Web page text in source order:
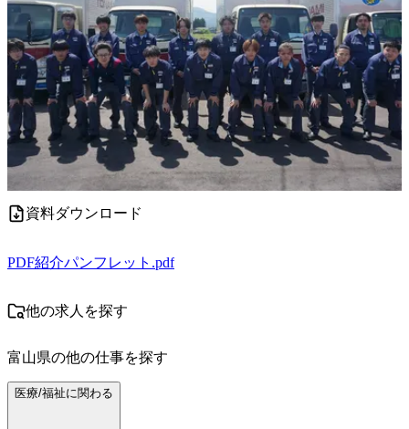
資料ダウンロード
PDF紹介パンフレット.pdf
他の求人を探す
富山県の他の仕事を探す
医療/福祉に関わる